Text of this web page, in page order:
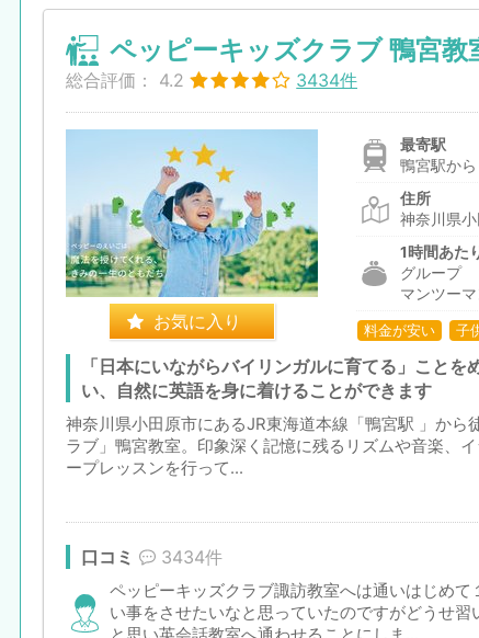
ペッピーキッズクラブ 鴨宮教
総合評価： 4.2 3434件
お気に入り
最寄駅
鴨宮駅か
住所
神奈川県
1時間あた
グループ
マンツー
料金が安い 子
「日本にいながらバイリンガルに育てる」こと
い、自然に英語を身に着けることができます
神奈川県小田原市にあるJR東海道本線「鴨宮駅 」から
ラブ」鴨宮教室。印象深く記憶に残るリズムや音楽、
ープレッスンを行って...
口コミ 3434件
ペッピーキッズクラブ諏訪教室へは通いはじめ
い事をさせたいなと思っていたのですがどうせ